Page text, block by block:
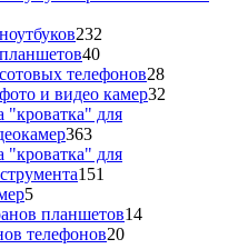
232
4040
товаров
телефонов2828
товаров
и видео камер32
"кроватка" для
363363
товара
"кроватка" для
151
55
товаров
планшетов1414
телефонов2020